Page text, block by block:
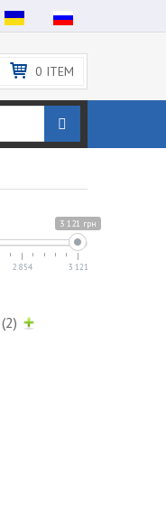
0 ITEM
3 121 грн
2 854 3 121
(2)